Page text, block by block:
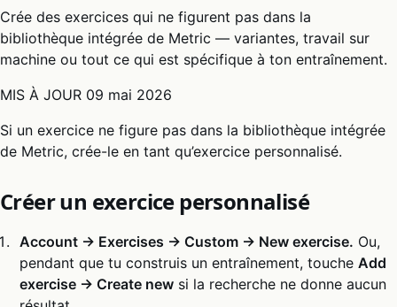
Crée des exercices qui ne figurent pas dans la
bibliothèque intégrée de Metric — variantes, travail sur
machine ou tout ce qui est spécifique à ton entraînement.
MIS À JOUR 09 mai 2026
Si un exercice ne figure pas dans la bibliothèque intégrée
de Metric, crée-le en tant qu’exercice personnalisé.
Créer un exercice personnalisé
Account → Exercises → Custom → New exercise. Ou,
pendant que tu construis un entraînement, touche Add
exercise → Create new si la recherche ne donne aucun